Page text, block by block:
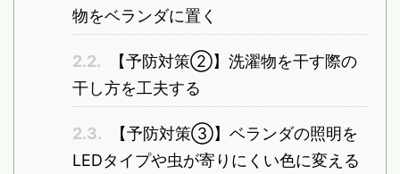
物をベランダに置く
2.2.
【予防対策②】洗濯物を干す際の
干し方を工夫する
2.3.
【予防対策③】ベランダの照明を
LEDタイプや虫が寄りにくい色に変える